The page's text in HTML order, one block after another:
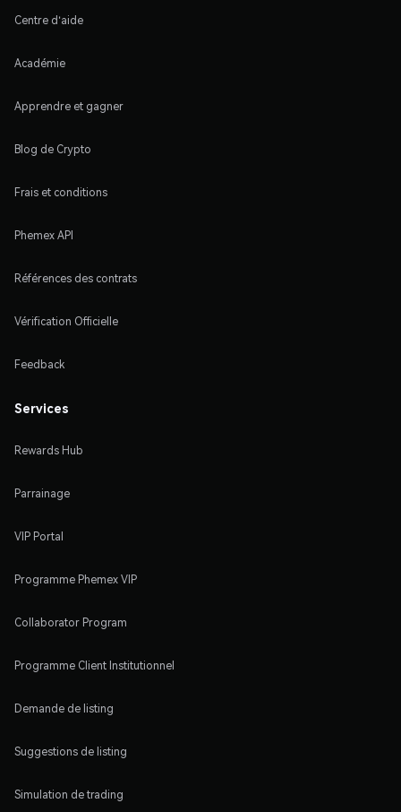
Centre d'aide
Académie
Apprendre et gagner
Blog de Crypto
Frais et conditions
Phemex API
Références des contrats
Vérification Officielle
Feedback
Services
Rewards Hub
Parrainage
VIP Portal
Programme Phemex VIP
Collaborator Program
Programme Client Institutionnel
Demande de listing
Suggestions de listing
Simulation de trading